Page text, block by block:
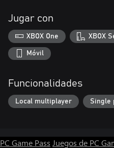
del gamepad para mover el jugador
- Ctrl Izquierda o Alt Izquierda,
Botón A para Pasar la Bola y
- Espacio, Botón de la pantalla
juegos B para disparar y Dunk
Jugar con
XBOX One XBOX
Móvil
Funcionalidades
Local multiplayer Single
PC Game Pass Juegos de PC